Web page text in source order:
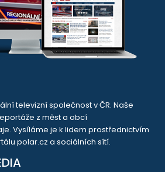
televizní společnost v ČR. Naše
z měst a obcí
Vysíláme je k lidem prostřednictvím
polar.cz a sociálních sítí.